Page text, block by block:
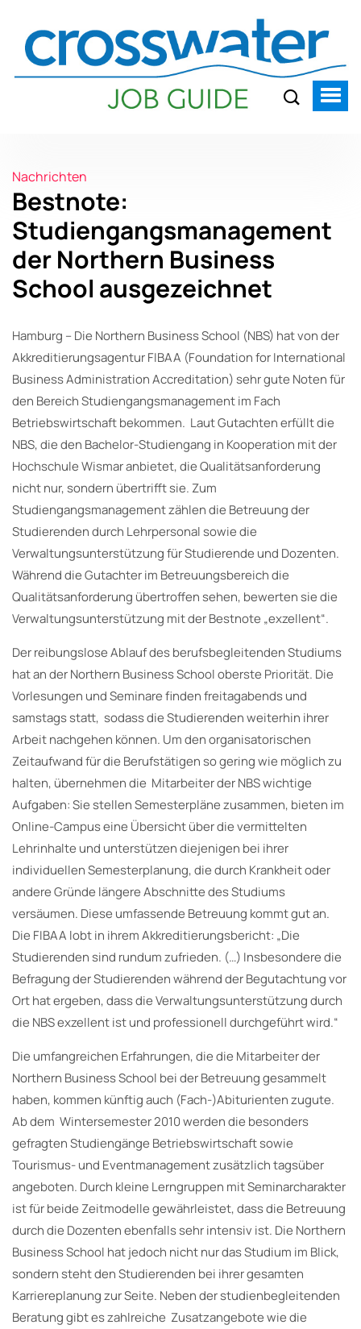
Nachrichten
Bestnote:
Studiengangsmanagement
der Northern Business
School ausgezeichnet
Hamburg – Die Northern Business School (NBS) hat von der
Akkreditierungsagentur FIBAA (Foundation for International
Business Administration Accreditation) sehr gute Noten für
den Bereich Studiengangsmanagement im Fach
Betriebswirtschaft bekommen. Laut Gutachten erfüllt die
NBS, die den Bachelor-Studiengang in Kooperation mit der
Hochschule Wismar anbietet, die Qualitätsanforderung
nicht nur, sondern übertrifft sie. Zum
Studiengangsmanagement zählen die Betreuung der
Studierenden durch Lehrpersonal sowie die
Verwaltungsunterstützung für Studierende und Dozenten.
Während die Gutachter im Betreuungsbereich die
Qualitätsanforderung übertroffen sehen, bewerten sie die
Verwaltungsunterstützung mit der Bestnote „exzellent“.
Der reibungslose Ablauf des berufsbegleitenden Studiums
hat an der Northern Business School oberste Priorität. Die
Vorlesungen und Seminare finden freitagabends und
samstags statt, sodass die Studierenden weiterhin ihrer
Arbeit nachgehen können. Um den organisatorischen
Zeitaufwand für die Berufstätigen so gering wie möglich zu
halten, übernehmen die Mitarbeiter der NBS wichtige
Aufgaben: Sie stellen Semesterpläne zusammen, bieten im
Online-Campus eine Übersicht über die vermittelten
Lehrinhalte und unterstützen diejenigen bei ihrer
individuellen Semesterplanung, die durch Krankheit oder
andere Gründe längere Abschnitte des Studiums
versäumen. Diese umfassende Betreuung kommt gut an.
Die FIBAA lobt in ihrem Akkreditierungsbericht: „Die
Studierenden sind rundum zufrieden. (…) Insbesondere die
Befragung der Studierenden während der Begutachtung vor
Ort hat ergeben, dass die Verwaltungsunterstützung durch
die NBS exzellent ist und professionell durchgeführt wird.“
Die umfangreichen Erfahrungen, die die Mitarbeiter der
Northern Business School bei der Betreuung gesammelt
haben, kommen künftig auch (Fach-)Abiturienten zugute.
Ab dem Wintersemester 2010 werden die besonders
gefragten Studiengänge Betriebswirtschaft sowie
Tourismus- und Eventmanagement zusätzlich tagsüber
angeboten. Durch kleine Lerngruppen mit Seminarcharakter
ist für beide Zeitmodelle gewährleistet, dass die Betreuung
durch die Dozenten ebenfalls sehr intensiv ist. Die Northern
Business School hat jedoch nicht nur das Studium im Blick,
sondern steht den Studierenden bei ihrer gesamten
Karriereplanung zur Seite. Neben der studienbegleitenden
Beratung gibt es zahlreiche Zusatzangebote wie die